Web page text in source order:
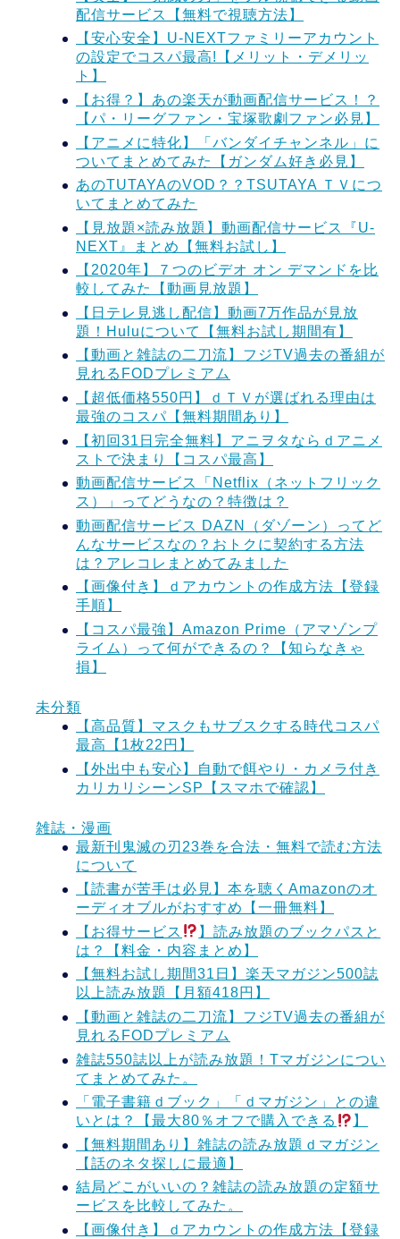
配信サービス【無料で視聴方法】
【安心安全】U-NEXTファミリーアカウント
の設定でコスパ最高!【メリット・デメリッ
ト】
【お得？】あの楽天が動画配信サービス！？
【パ・リーグファン・宝塚歌劇ファン必見】
【アニメに特化】「バンダイチャンネル」に
ついてまとめてみた【ガンダム好き必見】
あのTUTAYAのVOD？？TSUTAYA ＴＶにつ
いてまとめてみた
【見放題×読み放題】動画配信サービス『U-
NEXT』まとめ【無料お試し】
【2020年】７つのビデオ オン デマンドを比
較してみた【動画見放題】
【日テレ見逃し配信】動画7万作品が見放
題！Huluについて【無料お試し期間有】
【動画と雑誌の二刀流】フジTV過去の番組が
見れるFODプレミアム
【超低価格550円】ｄＴＶが選ばれる理由は
最強のコスパ【無料期間あり】
【初回31日完全無料】アニヲタならｄアニメ
ストで決まり【コスパ最高】
動画配信サービス「Netflix（ネットフリック
ス）」ってどうなの？特徴は？
動画配信サービス DAZN（ダゾーン）ってど
んなサービスなの？おトクに契約する方法
は？アレコレまとめてみました
【画像付き】ｄアカウントの作成方法【登録
手順】
【コスパ最強】Amazon Prime（アマゾンプ
ライム）って何ができるの？【知らなきゃ
損】
未分類
【高品質】マスクもサブスクする時代コスパ
最高【1枚22円】
【外出中も安心】自動で餌やり・カメラ付き
カリカリシーンSP【スマホで確認】
雑誌・漫画
最新刊鬼滅の刃23巻を合法・無料で読む方法
について
【読書が苦手は必見】本を聴くAmazonのオ
ーディオブルがおすすめ【一冊無料】
【お得サービス
】読み放題のブックパスと
は？【料金・内容まとめ】
【無料お試し期間31日】楽天マガジン500誌
以上読み放題【月額418円】
【動画と雑誌の二刀流】フジTV過去の番組が
見れるFODプレミアム
雑誌550誌以上が読み放題！Tマガジンについ
てまとめてみた。
「電子書籍ｄブック」「ｄマガジン」との違
いとは？【最大80％オフで購入できる
】
【無料期間あり】雑誌の読み放題ｄマガジン
【話のネタ探しに最適】
結局どこがいいの？雑誌の読み放題の定額サ
ービスを比較してみた。
【画像付き】ｄアカウントの作成方法【登録